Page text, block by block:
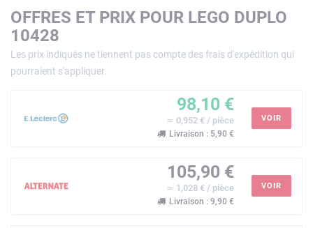
OFFRES ET PRIX POUR LEGO DUPLO
10428
Les prix indiqués ne tiennent pas compte des frais d'expédition qui
pourraient s'appliquer.
98,10 €
≃ 0,952 € / pièce
Livraison : 5,90 €
VOIR
105,90 €
≃ 1,028 € / pièce
Livraison : 9,90 €
VOIR